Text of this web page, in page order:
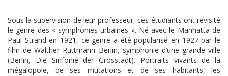
Sous la supervision de leur professeur, ces étudiants ont revisité
le genre des « symphonies urbaines ». Né avec le Manhatta de
Paul Strand en 1921, ce genre a été popularisé en 1927 par le
film de Walther Ruttmann Berlin, symphonie d’une grande ville
(Berlin, Die Sinfonie der Grosstadt). Portraits vivants de la
mégalopole, de ses mutations et de ses habitants, les